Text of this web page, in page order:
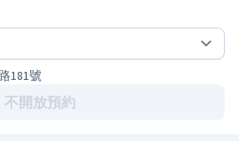
181號
不開放預約